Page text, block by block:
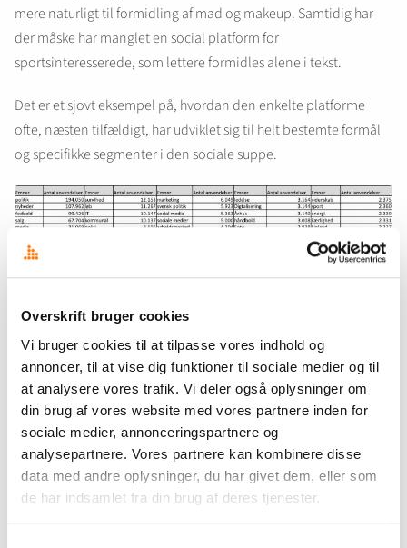
Overskrift bruger cookies
Vi bruger cookies til at tilpasse vores indhold og
annoncer, til at vise dig funktioner til sociale medier og til
at analysere vores trafik. Vi deler også oplysninger om
din brug af vores website med vores partnere inden for
sociale medier, annonceringspartnere og
analysepartnere. Vores partnere kan kombinere disse
data med andre oplysninger, du har givet dem, eller som
de har indsamlet fra din brug af deres tjenester.
mere naturligt til formidling af mad og makeup. Samtidig har
der måske har manglet en social platform for
sportsinteresserede, som lettere formidles alene i tekst.
Det er et sjovt eksempel på, hvordan den enkelte platforme
ofte, næsten tilfældigt, har udviklet sig til helt bestemte formål
og specifikke segmenter i den sociale suppe.
Se vores top 20 over mest anvendte hashtags her.
Vil du monitorere udvalgte hashtags? Prøv vores tjeneste gratis
i 14 dageog få den stærkeste dækning af det danske
kildeunivers.